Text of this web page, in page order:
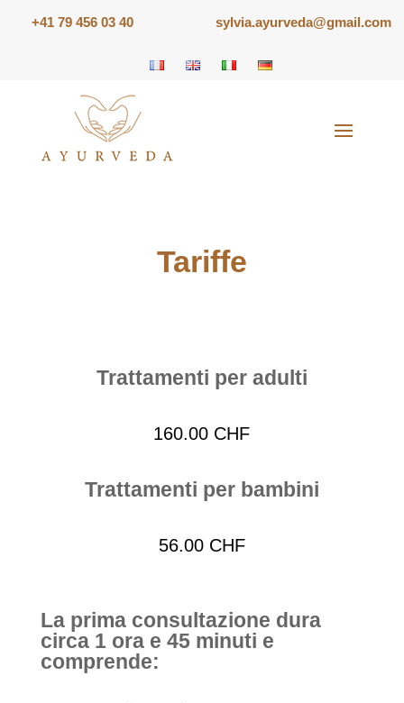
sylvia.ayurveda@gmail.com
+41 79 456 03 40
Tariffe
Trattamenti per adulti
160.00 CHF
Trattamenti per bambini
56.00 CHF
La prima consultazione dura
circa 1 ora e 45 minuti e
comprende: